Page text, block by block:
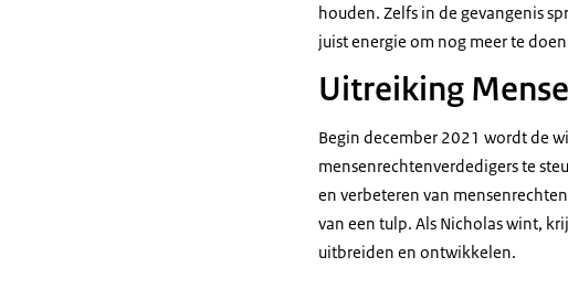
houden. Zelfs in de gevangenis
juist energie om nog meer te
Uitreiking
Begin december 2021 wordt de
mensenrechtenverdedigers te
en verbeteren van
van een tulp. Als Nicholas wint,
uitbreiden en ontwikkelen.